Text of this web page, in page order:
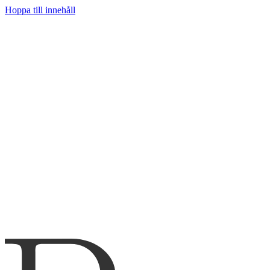
Hoppa till innehåll